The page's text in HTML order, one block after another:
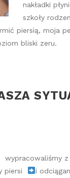
nakładki
szkoły
piersią, moja
bliski zeru.
piersi i